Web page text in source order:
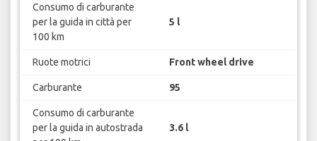
Consumo di carburante
per la guida in città per
100 km
5 l
Ruote motrici Front wheel drive
Carburante 95
Consumo di carburante
per la guida in autostrada
3.6 l